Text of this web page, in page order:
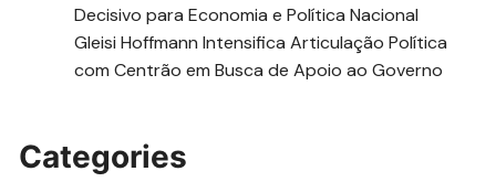
Decisivo para Economia e Política Nacional
Gleisi Hoffmann Intensifica Articulação Política
com Centrão em Busca de Apoio ao Governo
Categories